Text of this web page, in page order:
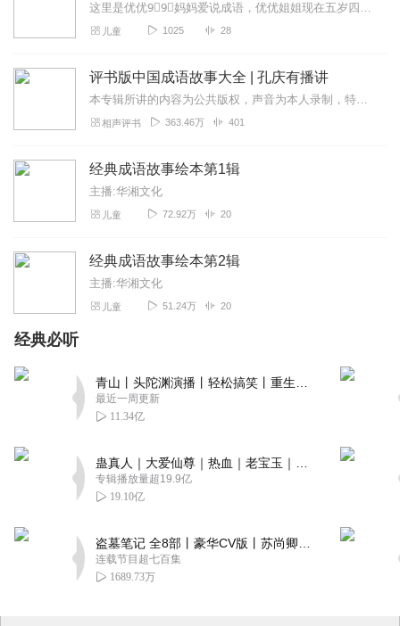
这里是优优9⃣️9⃣️妈妈爱说成语，优优姐姐现在五岁四个月，9⃣️9⃣️弟弟现在三岁四个月，两个宝贝都到了词汇量爆发的阶段，为了成为一个出口自带成语的成语妈妈，...
儿童 1025 28
评书版中国成语故事大全 | 孔庆有播讲
本专辑所讲的内容为公共版权，声音为本人录制，特此声明！业余时间录制，尽量保证每天一集！微评书为您讲述成语起源的同时，每集一个定场诗，不重复！脱稿演绎！部分定场诗...
相声评书 363.46万 401
经典成语故事绘本第1辑
主播:华湘文化
儿童 72.92万 20
经典成语故事绘本第2辑
主播:华湘文化
儿童 51.24万 20
经典必听
最近一周更新
11.34亿
专辑播放量超19.9亿
19.10亿
连载节目超七百集
1689.73万